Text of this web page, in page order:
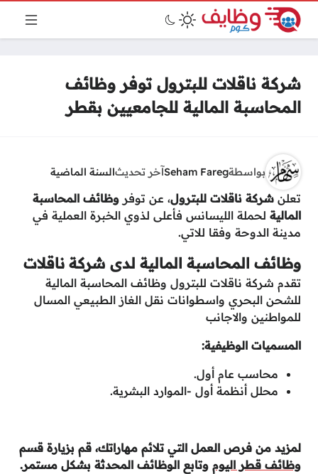
شركة ناقلات للبترول توفر وظائف
المحاسبة المالية للجامعيين بقطر
بواسطةSeham Faregآخر تحديثالسنة الماضية
تعلن شركة ناقلات للبترول، عن توفر وظائف المحاسبة
المالية لحملة الليسانس فأعلى لذوي الخبرة العملية في
مدينة الدوحة وفقا للاتي.
وظائف المحاسبة المالية لدى شركة ناقلات
تقدم شركة ناقلات للبترول وظائف المحاسبة المالية
للشحن البحري واسطوانات نقل الغاز الطبيعي المسال
للمواطنين والاجانب
المسميات الوظيفية:
محاسب عام أول.
محلل أنظمة أول -الموارد البشرية.
لمزيد من فرص العمل التي تلائم مهاراتك، قم بزيارة قسم
وظائف قطر اليوم وتابع الوظائف المحدثة بشكل مستمر.